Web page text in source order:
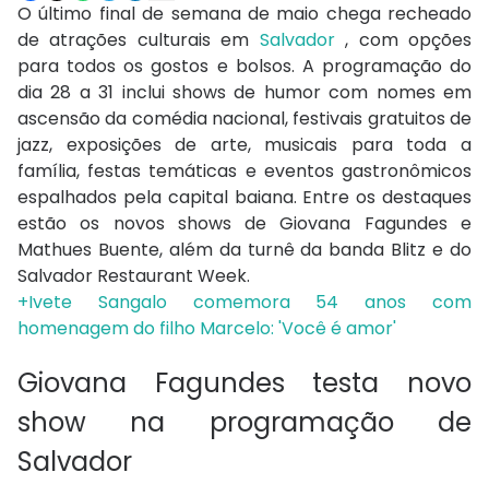
O último final de semana de maio chega recheado
de atrações culturais em Salvador, com opções
para todos os gostos e bolsos. A programação do
dia 28 a 31 inclui shows de humor com nomes em
ascensão da comédia nacional, festivais gratuitos de
jazz, exposições de arte, musicais para toda a
família, festas temáticas e eventos gastronômicos
espalhados pela capital baiana. Entre os destaques
estão os novos shows de Giovana Fagundes e
Mathues Buente, além da turnê da banda Blitz e do
Salvador Restaurant Week.
+Ivete Sangalo comemora 54 anos com
homenagem do filho Marcelo: 'Você é amor'
Giovana Fagundes testa novo
show na programação de
Salvador